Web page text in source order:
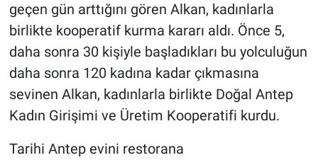
geçen gün arttığını gören Alkan, kadınlarla
birlikte kooperatif kurma kararı aldı. Önce 5,
daha sonra 30 kişiyle başladıkları bu yolculuğun
daha sonra 120 kadına kadar çıkmasına
sevinen Alkan, kadınlarla birlikte Doğal Antep
Kadın Girişimi ve Üretim Kooperatifi kurdu.
Tarihi Antep evini restorana